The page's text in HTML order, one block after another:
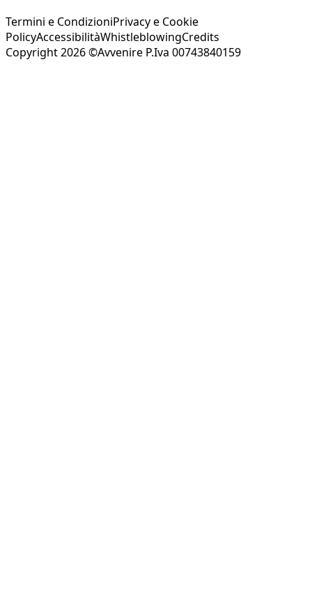
Termini e CondizioniPrivacy e Cookie
PolicyAccessibilitàWhistleblowingCredits
Copyright 2026 ©Avvenire P.Iva 00743840159